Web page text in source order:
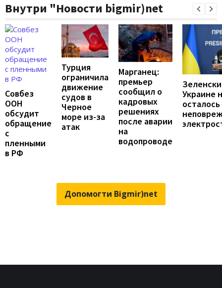
Внутри "Новости bigmir)net
Совбез
ООН
обсудит
обращение
с
пленными
в РФ
Турция
ограничила
движение
судов в
Черное
море из-за
атак
Марганец:
премьер
сообщил о
кадровых
решениях
после аварии
на
водопроводе
Украине
осталось
Допомогти Bigmir)net